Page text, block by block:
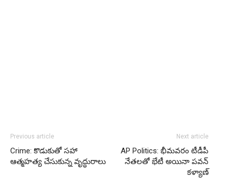
Previous article
Crime: కొడుకుతో సహా
ఆత్మహత్య చేసుకున్న వృద్ధురాలు
Next article
AP Politics: భీమవరం టీడీపీ
నేతలతో భేటీ అయినా పవన్
కళ్యాణ్